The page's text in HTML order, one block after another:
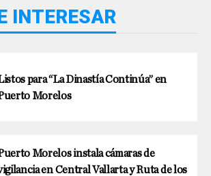
INTERESAR
para “La Dinastía Continúa” en
Morelos
Morelos instala cámaras de
en Central Vallarta y Ruta de los